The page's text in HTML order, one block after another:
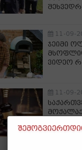
11-09-
ჯეიმი
ვიდეო
11-09-